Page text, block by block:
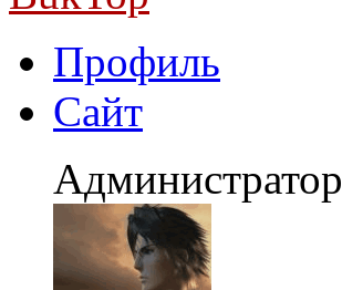
Профиль
Сайт
Администратор